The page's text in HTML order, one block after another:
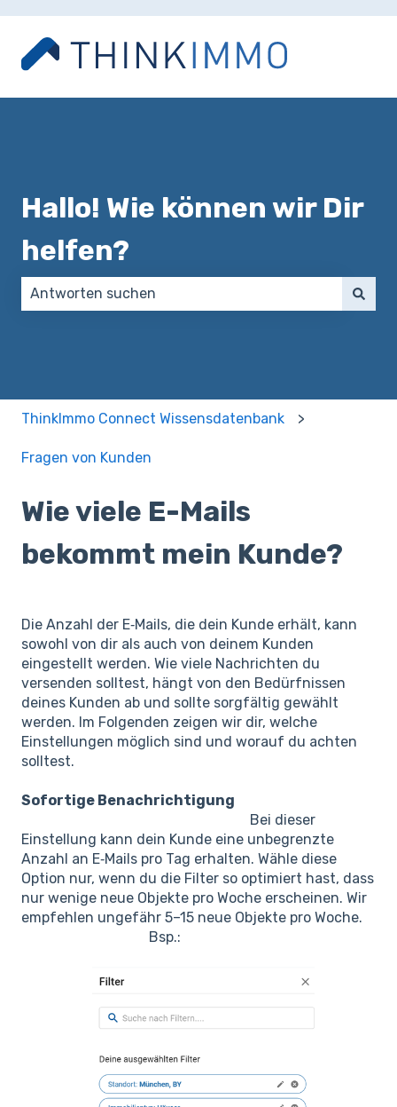
Hallo! Wie können wir Dir
helfen?
ThinkImmo Connect Wissensdatenbank
Fragen von Kunden
Wie viele E-Mails
bekommt mein Kunde?
Die Anzahl der E‑Mails, die dein Kunde erhält, kann
sowohl von dir als auch von deinem Kunden
eingestellt werden. Wie viele Nachrichten du
versenden solltest, hängt von den Bedürfnissen
deines Kunden ab und sollte sorgfältig gewählt
werden. Im Folgenden zeigen wir dir, welche
Einstellungen möglich sind und worauf du achten
solltest.
Sofortige Benachrichtigung
Bei dieser
Einstellung kann dein Kunde eine unbegrenzte
Anzahl an E‑Mails pro Tag erhalten. Wähle diese
Option nur, wenn du die Filter so optimiert hast, dass
nur wenige neue Objekte pro Woche erscheinen. Wir
empfehlen ungefähr 5–15 neue Objekte pro Woche.
Bsp.: